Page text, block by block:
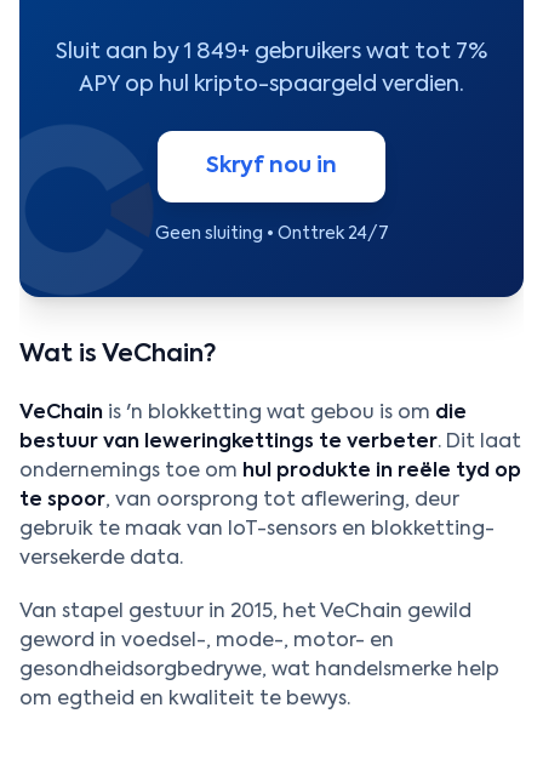
Sluit aan by 1 849+ gebruikers wat tot 7%
APY op hul kripto-spaargeld verdien.
Skryf nou in
Geen sluiting • Onttrek 24/7
Wat is VeChain?
VeChain is 'n blokketting wat gebou is om die
bestuur van leweringkettings te verbeter. Dit laat
ondernemings toe om hul produkte in reële tyd op
te spoor, van oorsprong tot aflewering, deur
gebruik te maak van IoT-sensors en blokketting-
versekerde data.
Van stapel gestuur in 2015, het VeChain gewild
geword in voedsel-, mode-, motor- en
gesondheidsorgbedrywe, wat handelsmerke help
om egtheid en kwaliteit te bewys.